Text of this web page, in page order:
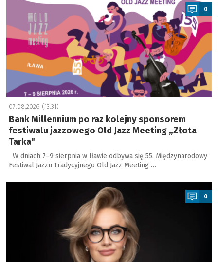
0
07.08.2026 (13:31)
Bank Millennium po raz kolejny sponsorem
festiwalu jazzowego Old Jazz Meeting „Złota
Tarka"
W dniach 7–9 sierpnia w Iławie odbywa się 55. Międzynarodowy
Festiwal Jazzu Tradycyjnego Old Jazz Meeting …
a
0